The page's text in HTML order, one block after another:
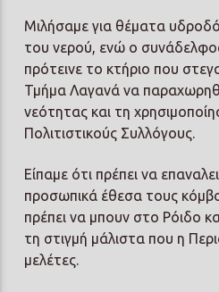
Μιλήσαμε για θέματα
του νερού, ενώ ο
πρότεινε το κτήριο που
Τμήμα Λαγανά να
νεότητας και τη
Πολιτιστικούς Συλλόγους.
Είπαμε ότι πρέπει να
προσωπικά έθεσα τους
πρέπει να μπουν στο Ρόιδο
τη στιγμή μάλιστα που η
μελέτες.